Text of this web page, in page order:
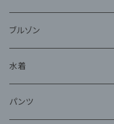
ブルゾン
水着
パンツ